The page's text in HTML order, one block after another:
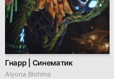
Гнарр | Синематик
Alyona Blohina